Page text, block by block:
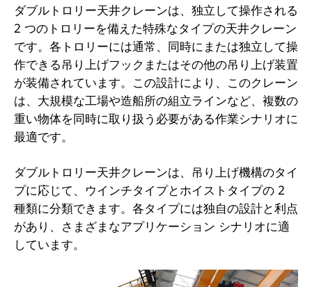
ダブルトロリー天井クレーンは、独立して操作される
2 つのトロリーを備えた特殊なタイプの天井クレーン
です。各トロリーには通常、同時にまたは独立して操
作できる吊り上げフックまたはその他の吊り上げ装置
が装備されています。この設計により、このクレーン
は、大規模な工場や造船所の組立ラインなど、複数の
重い物体を同時に取り扱う必要がある作業シナリオに
最適です。
ダブルトロリー天井クレーンは、吊り上げ機構のタイ
プに応じて、ウインチタイプとホイストタイプの 2
種類に分類できます。各タイプには独自の設計と利点
があり、さまざまなアプリケーション シナリオに適
しています。